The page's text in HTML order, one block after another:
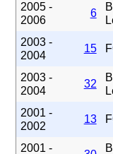
2005 -
2006
6
2003 -
2004
15
2003 -
2004
32
2001 -
2002
13
2001 -